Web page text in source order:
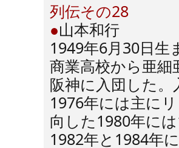
列伝その28
●山本和行
1949年6月30日生
商業高校から亜
阪神に入団した
1976年には主に
向した1980年に
1982年と1984年